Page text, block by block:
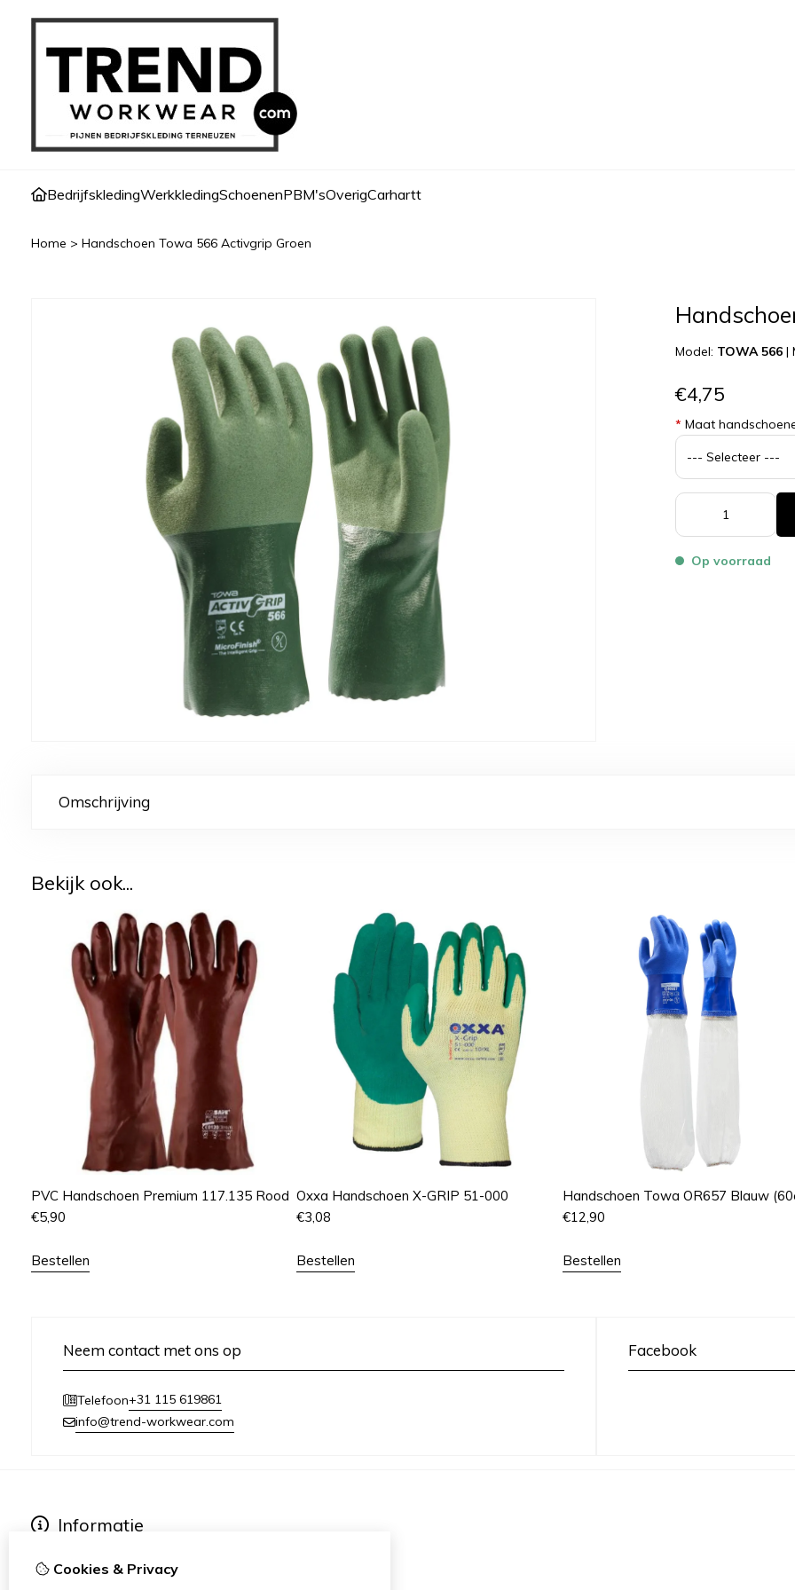
BedrijfskledingWerkkledingSchoenenPBM'sOverigCarhartt
Home > Handschoen Towa 566 Activgrip Groen
Model: TOWA 566 |
€4,75
* Maat
Op voorraad
Omschrijving
Bekijk ook...
PVC Handschoen Premium 117.135 Rood
€5,90
Bestellen
Oxxa Handschoen X-GRIP 51-000
€3,08
Bestellen
Handschoen Towa OR657 Blauw
€12,90
Bestellen
Neem contact met ons op
Telefoon+31 115 619861
info@trend-workwear.com
Facebook
Informatie
Algemene voorwaarden & Retourneren
Cookies & Privacy